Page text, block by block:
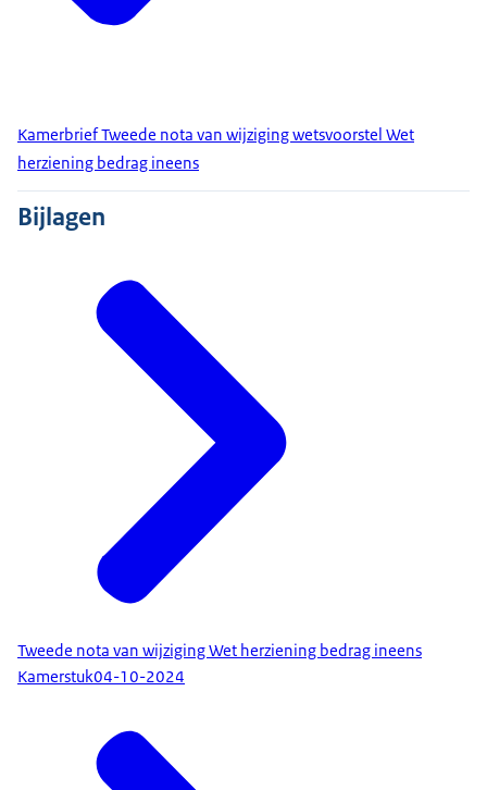
Kamerbrief Tweede nota van wijziging wetsvoorstel Wet
herziening bedrag ineens
Bijlagen
Tweede nota van wijziging Wet herziening bedrag ineens
Kamerstuk04-10-2024